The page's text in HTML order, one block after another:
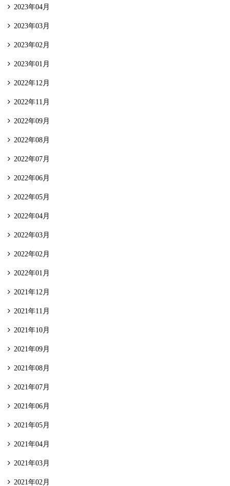
2023年04月
2023年03月
2023年02月
2023年01月
2022年12月
2022年11月
2022年09月
2022年08月
2022年07月
2022年06月
2022年05月
2022年04月
2022年03月
2022年02月
2022年01月
2021年12月
2021年11月
2021年10月
2021年09月
2021年08月
2021年07月
2021年06月
2021年05月
2021年04月
2021年03月
2021年02月